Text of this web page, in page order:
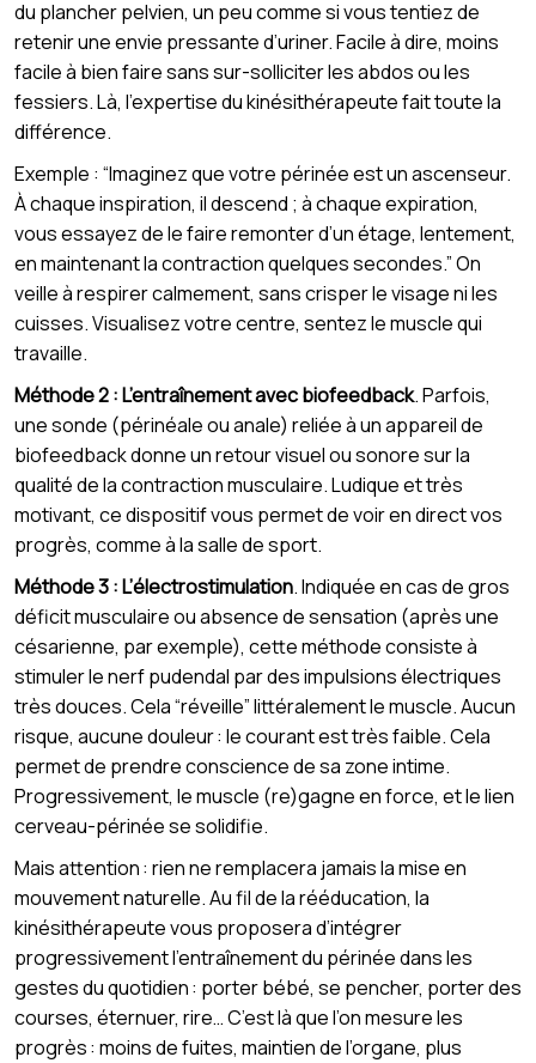
du plancher pelvien, un peu comme si vous tentiez de
retenir une envie pressante d’uriner. Facile à dire, moins
facile à bien faire sans sur-solliciter les abdos ou les
fessiers. Là, l’expertise du kinésithérapeute fait toute la
différence.
Exemple : “Imaginez que votre périnée est un ascenseur.
À chaque inspiration, il descend ; à chaque expiration,
vous essayez de le faire remonter d’un étage, lentement,
en maintenant la contraction quelques secondes.” On
veille à respirer calmement, sans crisper le visage ni les
cuisses. Visualisez votre centre, sentez le muscle qui
travaille.
Méthode 2 : L’entraînement avec biofeedback. Parfois,
une sonde (périnéale ou anale) reliée à un appareil de
biofeedback donne un retour visuel ou sonore sur la
qualité de la contraction musculaire. Ludique et très
motivant, ce dispositif vous permet de voir en direct vos
progrès, comme à la salle de sport.
Méthode 3 : L’électrostimulation. Indiquée en cas de gros
déficit musculaire ou absence de sensation (après une
césarienne, par exemple), cette méthode consiste à
stimuler le nerf pudendal par des impulsions électriques
très douces. Cela “réveille” littéralement le muscle. Aucun
risque, aucune douleur : le courant est très faible. Cela
permet de prendre conscience de sa zone intime.
Progressivement, le muscle (re)gagne en force, et le lien
cerveau-périnée se solidifie.
Mais attention : rien ne remplacera jamais la mise en
mouvement naturelle. Au fil de la rééducation, la
kinésithérapeute vous proposera d’intégrer
progressivement l’entraînement du périnée dans les
gestes du quotidien : porter bébé, se pencher, porter des
courses, éternuer, rire… C’est là que l’on mesure les
progrès : moins de fuites, maintien de l’organe, plus